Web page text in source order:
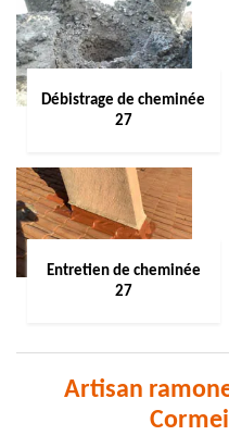
Débistrage de cheminée
27
Entretien de cheminée
27
Artisan